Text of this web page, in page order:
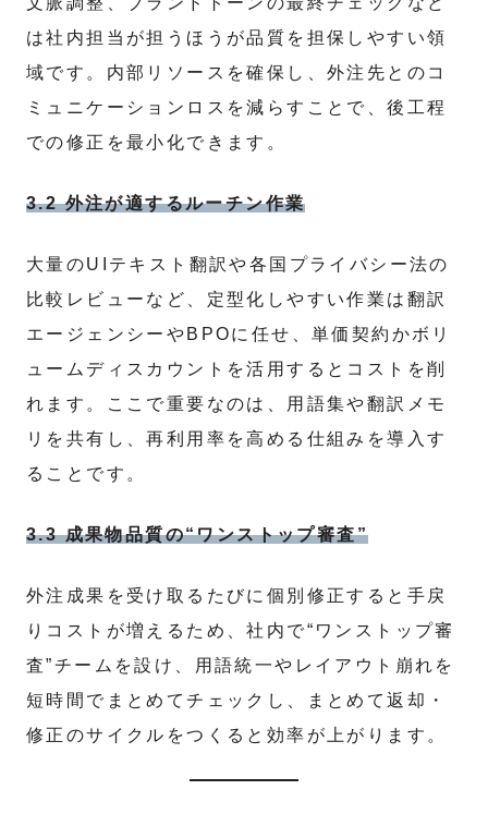
は社内担当が担うほうが品質を担保しやすい領
域です。内部リソースを確保し、外注先とのコ
ミュニケーションロスを減らすことで、後工程
での修正を最小化できます。
3.2 外注が適するルーチン作業
大量のUIテキスト翻訳や各国プライバシー法の
比較レビューなど、定型化しやすい作業は翻訳
エージェンシーやBPOに任せ、単価契約かボリ
ュームディスカウントを活用するとコストを削
れます。ここで重要なのは、用語集や翻訳メモ
リを共有し、再利用率を高める仕組みを導入す
ることです。
3.3 成果物品質の“ワンストップ審査”
外注成果を受け取るたびに個別修正すると手戻
りコストが増えるため、社内で“ワンストップ審
査”チームを設け、用語統一やレイアウト崩れを
短時間でまとめてチェックし、まとめて返却・
修正のサイクルをつくると効率が上がります。